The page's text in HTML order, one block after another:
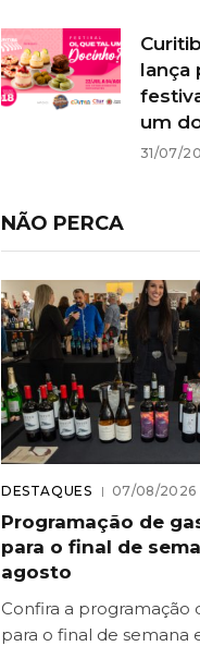
lança
um
31/07/
NÃO PERCA
DESTAQUES 07/08/2026
Programação de
para o final de
agosto
Confira a programação
para o final de semana